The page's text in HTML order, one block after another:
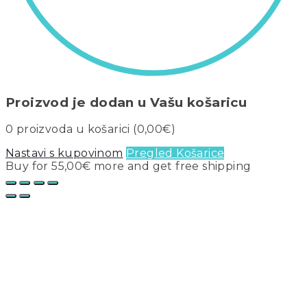
Proizvod je dodan u Vašu košaricu
0 proizvoda u košarici (0,00€)
Nastavi s kupovinom Pregled Košarice
Buy for55,00€ more and get free shipping